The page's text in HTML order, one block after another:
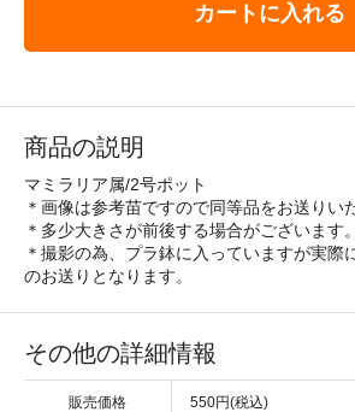
カートに入れる
商品の説明
マミラリア属/2号ポット
＊画像は参考苗ですので同等品をお送りい
＊多少大きさが前後する場合がございます。
＊撮影の為、プラ鉢に入っていますが実際
のお送りとなります。
その他の詳細情報
販売価格 550円(税込)